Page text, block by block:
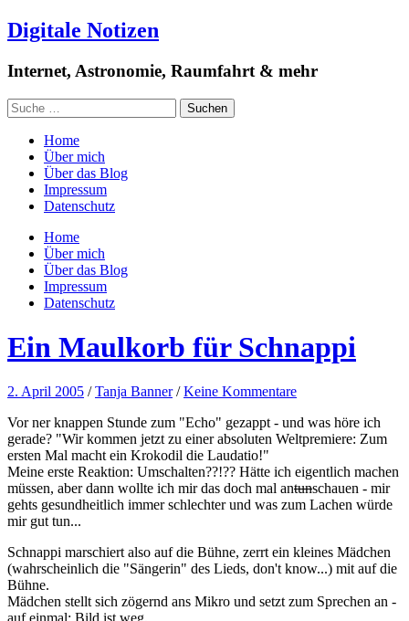
Digitale Notizen
Internet, Astronomie, Raumfahrt & mehr
Home
Über mich
Über das Blog
Impressum
Datenschutz
Home
Über mich
Über das Blog
Impressum
Datenschutz
Ein Maulkorb für Schnappi
2. April 2005 /Tanja Banner /Keine Kommentare
Vor ner knappen Stunde zum "Echo" gezappt - und was höre ich
gerade? "Wir kommen jetzt zu einer absoluten Weltpremiere: Zum
ersten Mal macht ein Krokodil die Laudatio!"
Meine erste Reaktion: Umschalten??!?? Hätte ich eigentlich machen
müssen, aber dann wollte ich mir das doch mal antunschauen - mir
gehts gesundheitlich immer schlechter und was zum Lachen würde
mir gut tun...
Schnappi marschiert also auf die Bühne, zerrt ein kleines Mädchen
(wahrscheinlich die "Sängerin" des Lieds, don't know...) mit auf die
Bühne.
Mädchen stellt sich zögernd ans Mikro und setzt zum Sprechen an -